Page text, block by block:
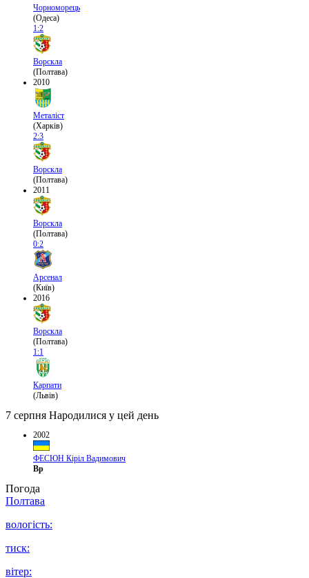
Чорноморець
(Одеса)
1:2
Ворскла
(Полтава)
2010
Металіст
(Харків)
2:3
Ворскла
(Полтава)
2011
Ворскла
(Полтава)
0:2
Арсенал
(Київ)
2016
Ворскла
(Полтава)
1:1
Карпати
(Львів)
7 серпня Народилися у цей день
2002
ФЕСЮН Кіріл Вадимович
Вр
Погода
Полтава
вологість:
тиск:
вітер: